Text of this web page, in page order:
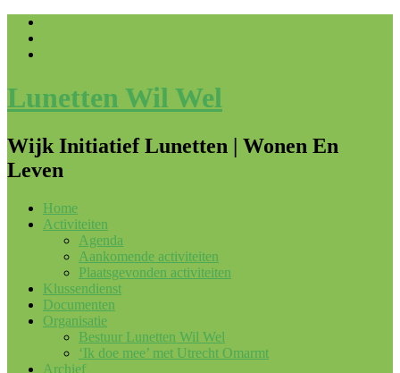
Lunetten Wil Wel
Wijk Initiatief Lunetten | Wonen En
Leven
Home
Activiteiten
Agenda
Aankomende activiteiten
Plaatsgevonden activiteiten
Klussendienst
Documenten
Organisatie
Bestuur Lunetten Wil Wel
‘Ik doe mee’ met Utrecht Omarmt
Archief